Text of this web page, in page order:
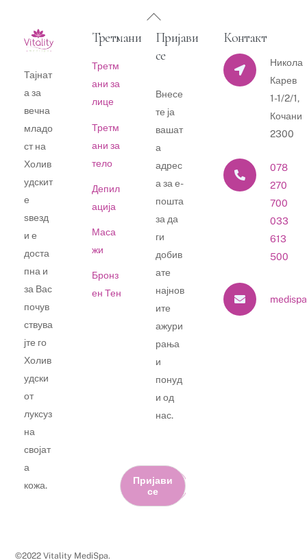
Back
To
Top
Тајнат
а за
вечна
младо
ст на
Холив
удскит
е
ѕвезд
и е
доста
пна и
за Вас
почув
ствува
јте го
Холив
удски
от
луксуз
на
својат
а
кожа.
Третмани
Третм
ани за
лице
Третм
ани за
тело
Депил
ација
Маса
жи
Бронз
ен Тен
Пријави
се
Внесе
те ја
вашат
а
адрес
а за е-
пошта
за да
ги
добив
ате
најнов
ите
ажури
рања
и
понуд
и од
нас.
Пријави
се
Контакт
Никола
Карев
1-1/2/1,
Кочани
2300
078
270
700
033
613
500
©2022 Vitality MediSpa.